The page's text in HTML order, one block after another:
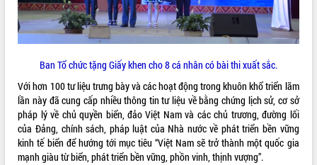
Khám bệnh, cấp phát thuốc miễn phí
và tặng quà người dân xã Cư Pui
Hội nghị UBND tỉnh Đắk Lắk thường kỳ
tháng 7/2026
Lễ truy tặng danh hiệu “Bà Mẹ Việt
Nam Anh hùng” và trao Huân chương
Lao động
UBND tỉnh Đắk Lắk triển khai nhiệm
vụ 6 tháng cuối năm 2026
Kỳ họp thứ Hai, Hội đồng nhân dân
ALBUM ẢNH
Ban Tổ chức tặng Giấy khen cho 8 cá nhân có bài thi xuất sắc.
Với hơn 100 tư liệu trưng bày và các hoạt động trong khuôn khổ triển lãm
lần này đã cung cấp nhiều thông tin tư liệu về bằng chứng lịch sử, cơ sở
pháp lý về chủ quyền biển, đảo Việt Nam và các chủ trương, đường lối
của Đảng, chính sách, pháp luật của Nhà nước về phát triển bền vững
kinh tế biển để hướng tới mục tiêu “Việt Nam sẽ trở thành một quốc gia
mạnh giàu từ biển, phát triển bền vững, phồn vinh, thịnh vượng”.